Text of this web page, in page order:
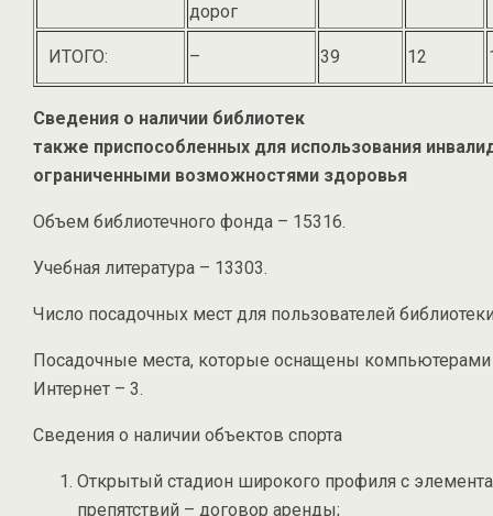
дорог
ИТОГО: – 39 12
Сведения о наличии библиотек
также приспособленных для использования
ограниченными возможностями здоровья
Объем библиотечного фонда – 15316.
Учебная литература – 13303.
Число посадочных мест для пользователей
Посадочные места, которые оснащены компьютерами
Интернет – 3.
Сведения о наличии объектов спорта
Открытый стадион широкого профиля с
препятствий – договор аренды;